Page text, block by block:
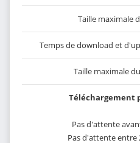
Taille maximale
Temps de download et
Taille maximale
Téléchargement
Pas d'attente
Pas d'attente entre